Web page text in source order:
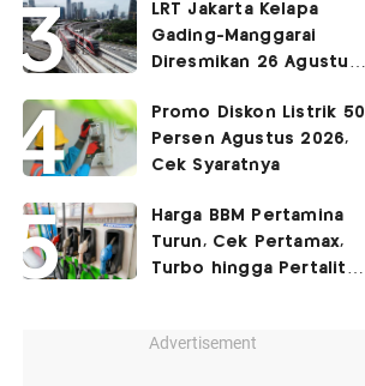
LRT Jakarta Kelapa
Gading-Manggarai
Diresmikan 26 Agustus
Promo Diskon Listrik 50
Persen Agustus 2026,
Cek Syaratnya
Harga BBM Pertamina
Turun, Cek Pertamax,
Turbo hingga Pertalite
Advertisement